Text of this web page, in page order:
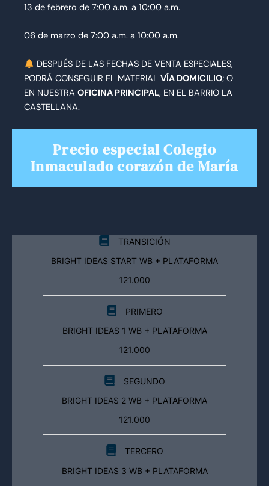
13 de febrero de 7:00 a.m. a 10:00 a.m.
06 de marzo de 7:00 a.m. a 10:00 a.m.
DESPUÉS DE LAS FECHAS DE VENTA ESPECIALES,
PODRÁ CONSEGUIR EL MATERIAL VÍA DOMICILIO; O
EN NUESTRA OFICINA PRINCIPAL, EN EL BARRIO LA
CASTELLANA.
Precio especial Colegio
Inmaculado corazón de María
TRANSICIÓN
BRIGHT IDEAS START WB + PLATAFORMA
121.000
PRIMERO
BRIGHT IDEAS 1 WB + PLATAFORMA
121.000
SEGUNDO
BRIGHT IDEAS 2 WB + PLATAFORMA
121.000
TERCERO
BRIGHT IDEAS 3 WB + PLATAFORMA